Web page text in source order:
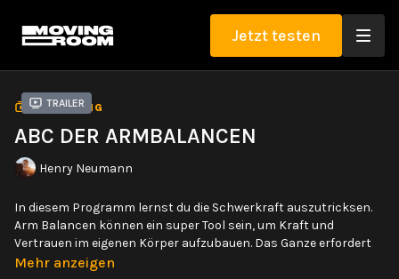
Jetzt testen
Trailer
SAMMLUNG
ABC DER ARMBALANCEN
Henry Neumann
In diesem Programm lernst du die Schwerkraft auszutricksen.
Arm Balancen können ein super Tool sein, um Kraft und
Vertrauen im eigenen Körper aufzubauen. Das Ganze erfordert
Geduld, Übung, vor allem aber die richtige Technik!
Mehr anzeigen